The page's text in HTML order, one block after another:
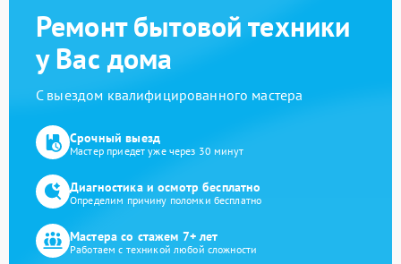
Ремонт бытовой техники
у Вас дома
С выездом квалифицированного мастера
Срочный выезд
Мастер приедет уже через 30 минут
Диагностика и осмотр бесплатно
Определим причину поломки бесплатно
Мастера со стажем 7+ лет
Работаем с техникой любой сложности